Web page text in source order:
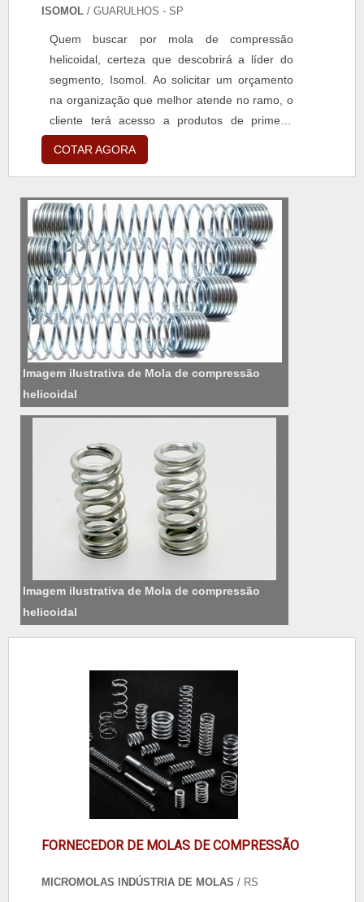
ISOMOL / GUARULHOS - SP
Quem buscar por mola de compressão
helicoidal, certeza que descobrirá a líder do
segmento, Isomol. Ao solicitar um orçamento
na organização que melhor atende no ramo, o
cliente terá acesso a produtos de primeira
linha e um suporte completo, do contato inicial
ao pós-venda.DETALHES SOBRE MOLA DE
uma mola de compressão helicoidal inovadora,
encontra na internet a Isomol. É possível
encontrar artefatos ...
COTAR AGORA
Imagem ilustrativa de Mola de compressão
helicoidal
Imagem ilustrativa de Mola de compressão
helicoidal
FORNECEDOR DE MOLAS DE COMPRESSÃO
MICROMOLAS INDÚSTRIA DE MOLAS / RS